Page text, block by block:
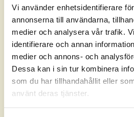
Vi använder enhetsidentifierare
annonserna till användarna,
medier och analysera vår trafik.
identifierare och annan
medier och annons- och
Dessa kan i sin tur kombinera
som du har tillhandahållit eller
använt deras tjänster.
Sveg
Gränsgatan
17, 842
32 Sveg
KA-
nummer:
10069283
Till
kontorssidan